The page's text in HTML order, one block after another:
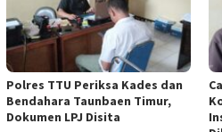
Polres TTU Periksa Kades dan
Bendahara Taunbaen Timur,
Dokumen LPJ Disita